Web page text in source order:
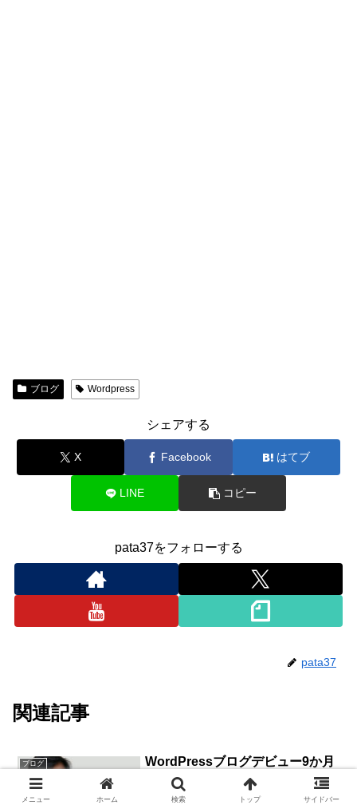
ブログ Wordpress
シェアする
X Facebook はてブ
LINE コピー
pata37をフォローする
pata37
関連記事
ブログ
WordPressブログデビュー9か月
経過報告！！
当ブログ『37歳ニートデビューPATAブロ
メニュー ホーム 検索 トップ サイドバー